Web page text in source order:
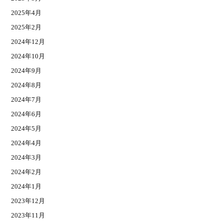
2025年4月
2025年2月
2024年12月
2024年10月
2024年9月
2024年8月
2024年7月
2024年6月
2024年5月
2024年4月
2024年3月
2024年2月
2024年1月
2023年12月
2023年11月